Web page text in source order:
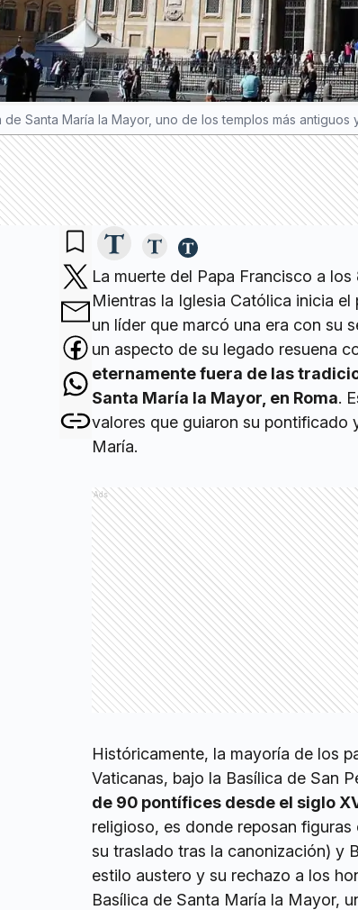
de Santa María la Mayor, uno de los templos más
La muerte del Papa Francisco a
Mientras la Iglesia Católica inicia
un líder que marcó una era con su
un aspecto de su legado resuena
eternamente fuera de las
Santa María la Mayor, en Roma.
valores que guiaron su pontificado
María.
Ads
Históricamente, la mayoría de los
Vaticanas, bajo la Basílica de San
de 90 pontífices desde el siglo
religioso, es donde reposan
su traslado tras la canonización) y
estilo austero y su rechazo a los
Basílica de Santa María la Mayor,